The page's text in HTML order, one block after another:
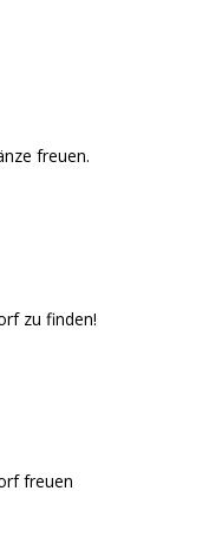
freuen.
zu finden!
freuen